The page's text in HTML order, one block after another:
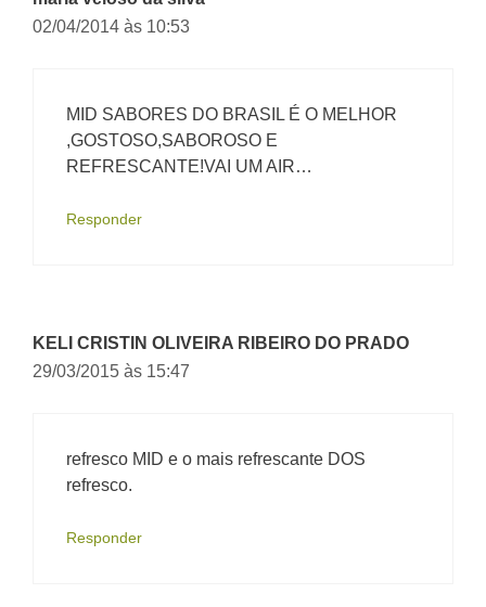
02/04/2014 às 10:53
MID SABORES DO BRASIL É O MELHOR
,GOSTOSO,SABOROSO E
REFRESCANTE!VAI UM AIR…
Responder
KELI CRISTIN OLIVEIRA RIBEIRO DO PRADO
29/03/2015 às 15:47
refresco MID e o mais refrescante DOS
refresco.
Responder